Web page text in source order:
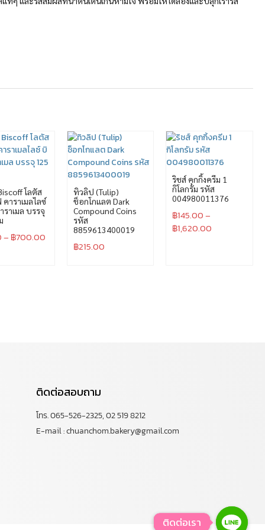
โลตัส
าราเมลไลซ์
าเมล บรรจุ
– ฿700.00
ทิวลิป (Tulip)
ช็อกโกแลต Dark
Compound Coins
รหัส
8859613400019
฿215.00
ริชส์ คุกกิ้งครีม 1
กิโลกรัม รหัส
004980011376
฿145.00–
฿1,620.00
ติดต่อสอบถาม
โทร. 065-526-2325, 02 519 8212
E-mail : chuanchom.bakery@gmail.com
ติดต่อเรา
ติดต่อเรา